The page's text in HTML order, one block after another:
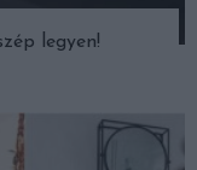
legyen!